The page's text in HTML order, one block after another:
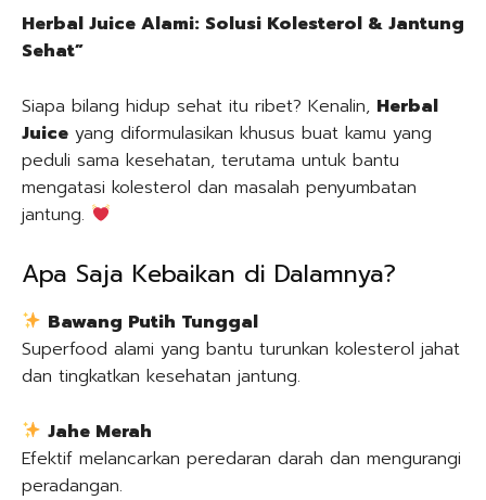
Herbal Juice Alami: Solusi Kolesterol & Jantung
Sehat”
Siapa bilang hidup sehat itu ribet? Kenalin, Herbal
Juice yang diformulasikan khusus buat kamu yang
peduli sama kesehatan, terutama untuk bantu
mengatasi kolesterol dan masalah penyumbatan
jantung.
Apa Saja Kebaikan di Dalamnya?
Bawang Putih Tunggal
Superfood alami yang bantu turunkan kolesterol jahat
dan tingkatkan kesehatan jantung.
Jahe Merah
Efektif melancarkan peredaran darah dan mengurangi
peradangan.